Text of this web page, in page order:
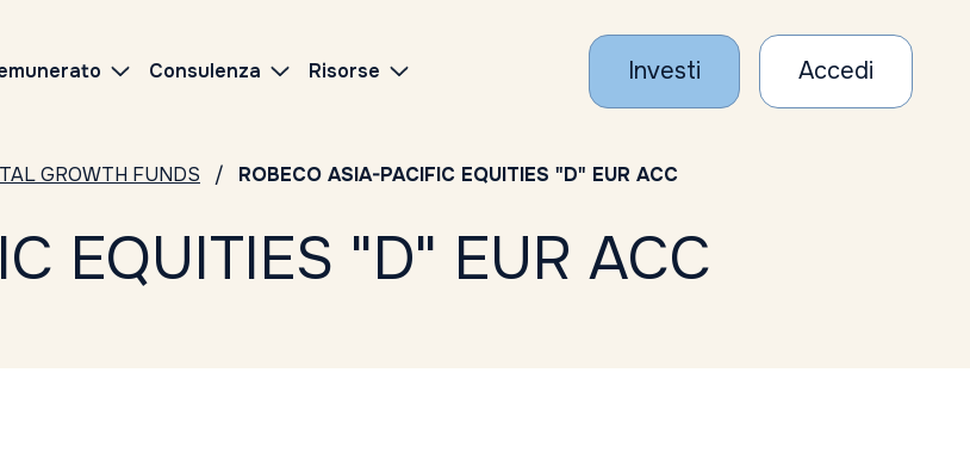
Consulenza Risorse Investi Accedi
GROWTH FUNDS ROBECO ASIA-PACIFIC EQUITIES "D" EUR ACC
EQUITIES "D" EUR ACC